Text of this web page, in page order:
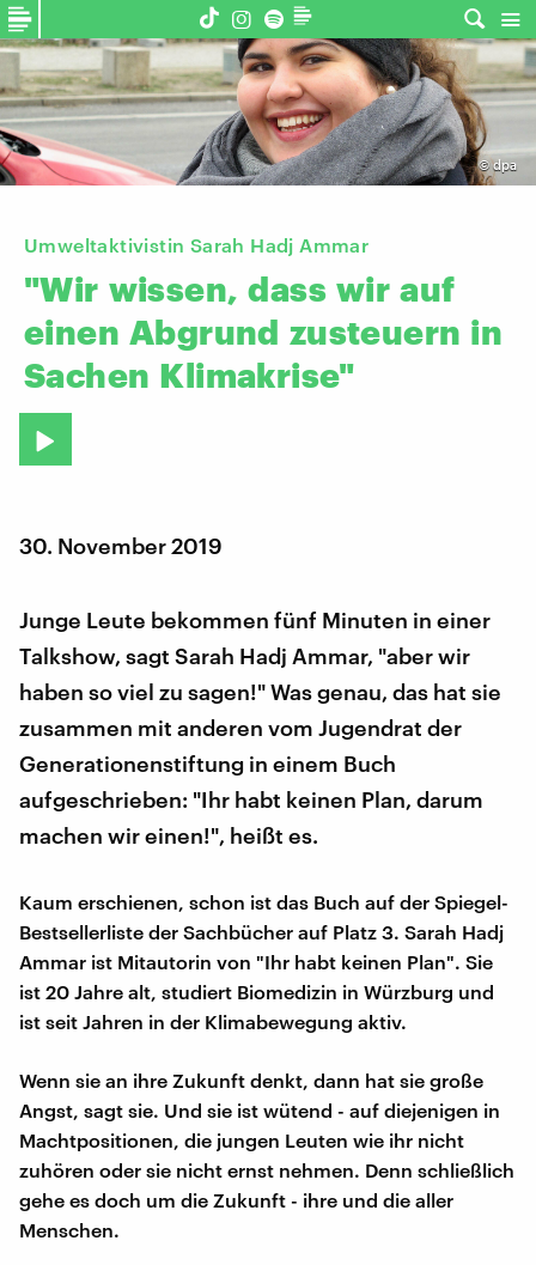
© dpa
Umweltaktivistin Sarah Hadj Ammar
"Wir wissen, dass wir auf
einen Abgrund zusteuern in
Sachen Klimakrise"
30. November 2019
Junge Leute bekommen fünf Minuten in einer
Talkshow, sagt Sarah Hadj Ammar, "aber wir
haben so viel zu sagen!" Was genau, das hat sie
zusammen mit anderen vom Jugendrat der
Generationenstiftung in einem Buch
aufgeschrieben: "Ihr habt keinen Plan, darum
machen wir einen!", heißt es.
Kaum erschienen, schon ist das Buch auf der Spiegel-
Bestsellerliste der Sachbücher auf Platz 3. Sarah Hadj
Ammar ist Mitautorin von "Ihr habt keinen Plan". Sie
ist 20 Jahre alt, studiert Biomedizin in Würzburg und
ist seit Jahren in der Klimabewegung aktiv.
Wenn sie an ihre Zukunft denkt, dann hat sie große
Angst, sagt sie. Und sie ist wütend - auf diejenigen in
Machtpositionen, die jungen Leuten wie ihr nicht
zuhören oder sie nicht ernst nehmen. Denn schließlich
gehe es doch um die Zukunft - ihre und die aller
Menschen.